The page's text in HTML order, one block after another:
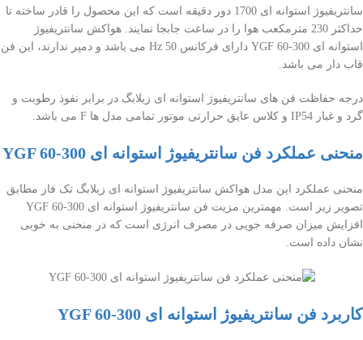
سانتریفیوژ استوانه ای 1700 دور دقیقه است که این محصول را قادر ساخته تا
حداکثر 230 مترمکعب هوا را در ساعت جابجا نمایند. هواکش سانتریفیوژ
استوانه ای YGF 60-300 دارای فرکانس 50 Hz می باشد و دمپر ندارند، این فن
قاب دار می باشد.
درجه حفاظت فن های سانتریفیوژ استوانه ای زیلابگ در برابر نفوذ رطوبت و
گرد و غبار IP54 و کلاس عایق حرارتی موتور تمامی مدل ها F می باشد.
منحنی عملکرد فن سانتریفیوژ استوانه ای YGF 60-300
منحنی عملکرد این مدل هواکش سانتریفیوژ استوانه ای زیلابگ تک فاز مطابق
تصویر زیر است. مهمترین مزیت فن سانتریفیوژ استوانه ای YGF 60-300
افزایش میزان صرفه جویی در مصرف انرژی است که در منحنی به خوبی
نشان داده است.
کاربرد فن سانتریفیوژ استوانه ای YGF 60-300